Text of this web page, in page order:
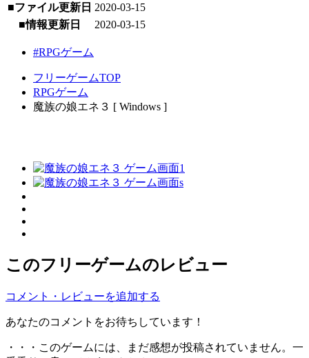
■ファイル更新日 2020-03-15
■情報更新日
2020-03-15
#RPGゲーム
フリーゲームTOP
RPGゲーム
魔族の娘エネ３ [ Windows ]
このフリーゲームのレビュー
コメント・レビューを追加する
あなたのコメントをお待ちしています！
・・・このゲームには、まだ感想が投稿されていません。一